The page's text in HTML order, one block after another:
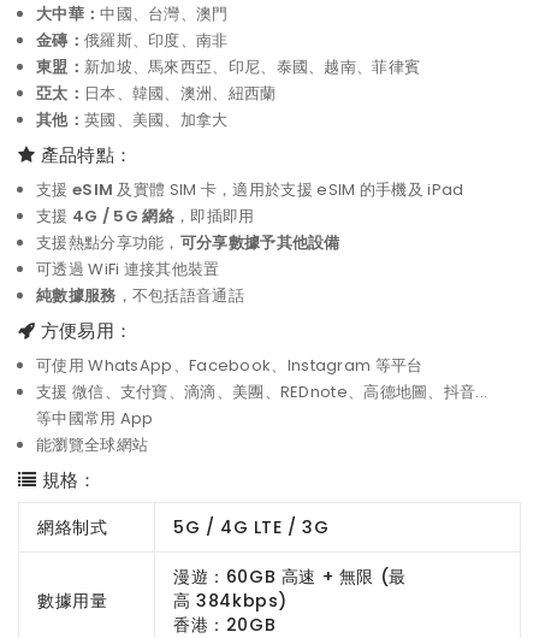
大中華：中國、台灣、澳門
金磚： 俄羅斯、印度、南非
東盟： 新加坡、馬來西亞、印尼、泰國、越南、菲律賓
亞太： 日本、韓國、澳洲、紐西蘭
其他： 英國、美國、加拿大
產品特點：
支援 eSIM 及實體 SIM 卡，適用於支援 eSIM 的手機及 iPad
支援 4G / 5G 網絡，即插即用
支援熱點分享功能， 可分享數據予其他設備
可透過 WiFi 連接其他裝置
純數據服務 ，不包括語音通話
方便易用：
可使用 WhatsApp、Facebook、Instagram 等平台
支援 微信、支付寶、滴滴、美團、REDnote、高德地圖、抖音...
等中國常用 App
能瀏覽全球網站
規格：
網絡制式 5G / 4G LTE / 3G
數據用量
漫遊：60GB 高速 + 無限 (最
高 384kbps)
香港：20GB